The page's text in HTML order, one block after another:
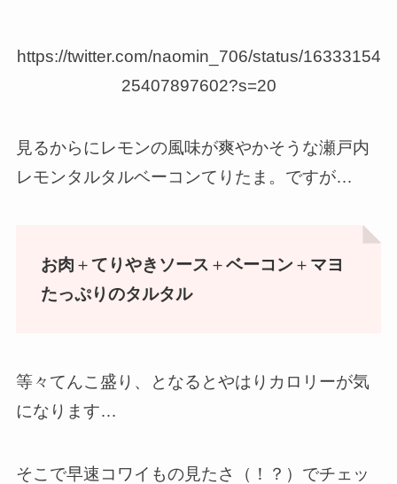
https://twitter.com/naomin_706/status/16333154
25407897602?s=20
見るからにレモンの風味が爽やかそうな瀬戸内
レモンタルタルベーコンてりたま。ですが…
お肉 ＋てりやきソース ＋ベーコン ＋ マヨ
たっぷりのタルタル
等々てんこ盛り、となるとやはりカロリーが気
になります…
そこで早速コワイもの見たさ（！？）でチェッ